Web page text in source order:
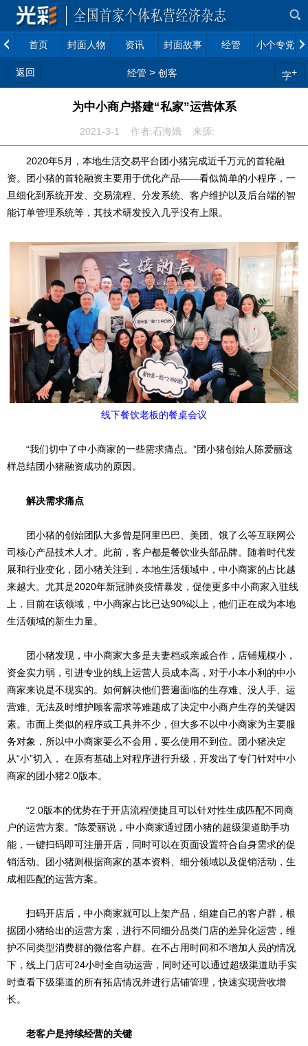
首页 封面人物 资讯 封面故事 经管 小个专党建
返回 经管 > 创客 字+
为中小商户搭建“私家”运营体系
2021-3-1 作者:石海娥 来源:
2020年5月，本地生活交易平台团小猪完成近千万元的首轮融
资。团小猪的首轮融资主要用于优化产品——看似简单的小程序，一
旦细化到系统开发、交易流程、分发系统、客户维护以及后台端的智
能订单管理系统等，其技术研发投入几乎没有上限。
线下餐饮老板的餐桌会议
“我们切中了中小商家的一些需求痛点。”团小猪创始人陈爱丽这
样总结团小猪融资成功的原因。
解决需求痛点
团小猪的创始团队大多曾是阿里巴巴、美团、饿了么等互联网公
司核心产品技术人才。此前，客户都是餐饮业头部品牌。随着时代发
展和行业变化，团小猪关注到，本地生活领域中，中小商家的占比越
来越大。尤其是2020年新冠肺炎疫情暴发，促使更多中小商家入驻线
上，目前在该领域，中小商家占比已达90%以上，他们正在成为本地
生活领域的新生力量。
团小猪发现，中小商家大多是夫妻档或亲戚合作，店铺规模小，
资金实力弱，引进专业的线上运营人员成本高，对于小本小利的中小
商家来说是不现实的。如何解决他们普遍面临的生存难、没人手、运
营难、无法及时维护顾客需求等难题成了决定中小商户生存的关键因
素。市面上类似的程序或工具并不少，但大多不以中小商家为主要服
务对象，所以中小商家要么不会用，要么使用不到位。团小猪决定
从“小”切入， 在原有基础上对程序进行升级，开发出了专门针对中小
商家的团小猪2.0版本。
“2.0版本的优势在于开店流程便捷且可以针对性生成匹配不同商
户的运营方案。”陈爱丽说，中小商家通过团小猪的超级渠道助手功
能，一键扫码即可注册开店，同时可以在页面设置符合自身需求的促
销活动。团小猪则根据商家的基本资料、细分领域以及促销活动，生
成相匹配的运营方案。
扫码开店后，中小商家就可以上架产品，组建自己的客户群，根
据团小猪给出的运营方案，进行不同细分品类门店的差异化运营，维
护不同类型消费群的微信客户群。在不占用时间和不增加人员的情况
下，线上门店可24小时全自动运营，同时还可以通过超级渠道助手实
时查看下级渠道的所有拓店情况并进行店铺管理，快速实现营收增
长。
老客户是持续经营的关键